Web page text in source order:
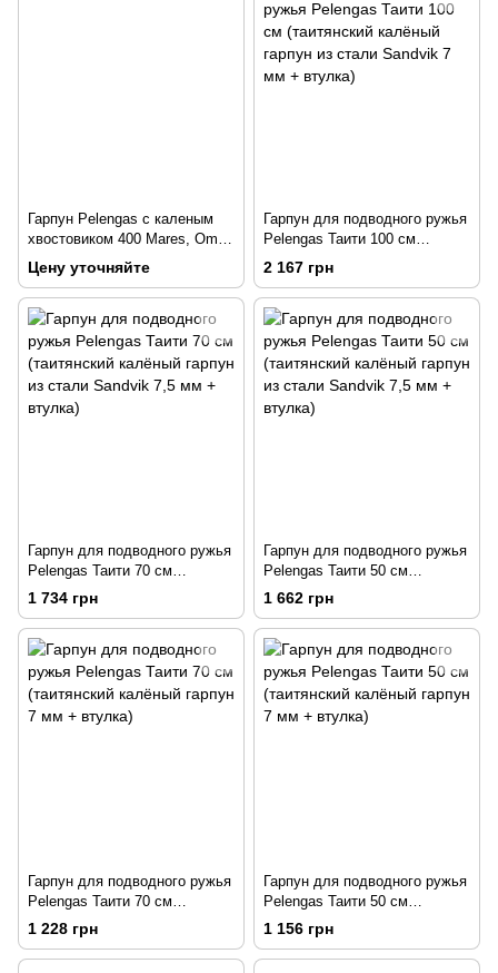
Гарпун Pelengas с каленым
хвостовиком 400 Mares, Omer,
Beuchat, Tigullio
Цену уточняйте
Гарпун для подводного ружья
Pelengas Таити 100 см
(таитянский калёный гарпун
из стали Sandvik 7 мм +
втулка)
2 167 грн
Гарпун для подводного ружья
Pelengas Таити 70 см
(таитянский калёный гарпун
из стали Sandvik 7,5 мм +
втулка)
1 734 грн
Гарпун для подводного ружья
Pelengas Таити 50 см
(таитянский калёный гарпун
из стали Sandvik 7,5 мм +
втулка)
1 662 грн
Гарпун для подводного ружья
Pelengas Таити 70 см
(таитянский калёный гарпун 7
мм + втулка)
1 228 грн
Гарпун для подводного ружья
Pelengas Таити 50 см
(таитянский калёный гарпун 7
мм + втулка)
1 156 грн